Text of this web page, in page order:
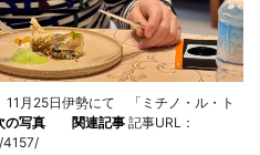
11月25日伊勢にて 「ミチノ・ル・ト
の写真 関連記事 記事URL：
4157/